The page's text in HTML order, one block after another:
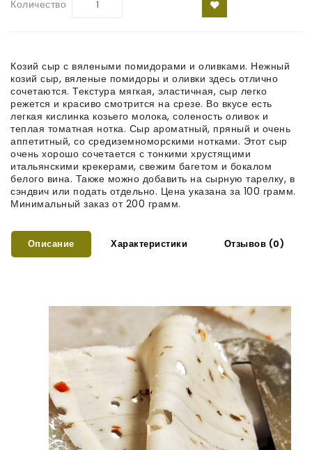
Количество
Козий сыр с вялеными помидорами и оливками. Нежный
козий сыр, вяленые помидоры и оливки здесь отлично
сочетаются. Текстура мягкая, эластичная, сыр легко
режется и красиво смотрится на срезе. Во вкусе есть
легкая кислинка козьего молока, соленость оливок и
теплая томатная нотка. Сыр ароматный, пряный и очень
аппетитный, со средиземноморскими нотками. Этот сыр
очень хорошо сочетается с тонкими хрустящими
итальянскими крекерами, свежим багетом и бокалом
белого вина. Также можно добавить на сырную тарелку, в
сэндвич или подать отдельно. Цена указана за 100 грамм.
Минимальный заказ от 200 грамм.
Описание Характеристики Отзывов (0)